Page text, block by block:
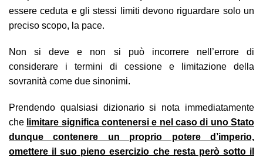
essere ceduta e gli stessi limiti devono riguardare solo un
preciso scopo, la pace.
Non si deve e non si può incorrere nell’errore di
considerare i termini di cessione e limitazione della
sovranità come due sinonimi.
Prendendo qualsiasi dizionario si nota immediatamente
che limitare significa contenersi e nel caso di uno Stato
dunque contenere un proprio potere d’imperio,
omettere il suo pieno esercizio che resta però sotto il